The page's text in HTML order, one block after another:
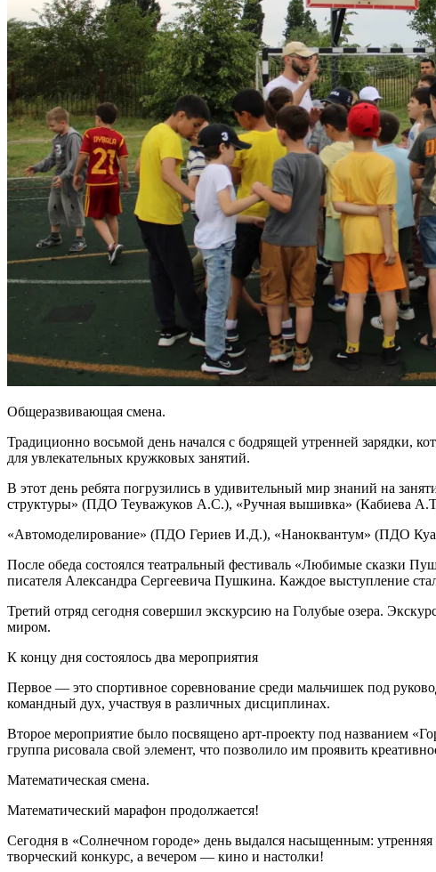
Общеразвивающая смена.
Традиционно восьмой день начался с бодрящей утренней зарядки,
для увлекательных кружковых занятий.
В этот день ребята погрузились в удивительный мир знаний на
структуры» (ПДО Теуважуков А.С.), «Ручная вышивка» (Кабиева
«Автомоделирование» (ПДО Гериев И.Д.), «Наноквантум» (ПДО
После обеда состоялся театральный фестиваль «Любимые сказки
писателя Александра Сергеевича Пушкина. Каждое выступление
Третий отряд сегодня совершил экскурсию на Голубые озера.
миром.
К концу дня состоялось два мероприятия
Первое — это спортивное соревнование среди мальчишек под
командный дух, участвуя в различных дисциплинах.
Второе мероприятие было посвящено арт-проекту под названием
группа рисовала свой элемент, что позволило им проявить
Математическая смена.
Математический марафон продолжается!
Сегодня в «Солнечном городе» день выдался насыщенным:
творческий конкурс, а вечером — кино и настолки!